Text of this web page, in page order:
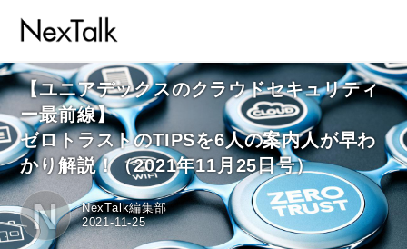
【ユニアデックスのクラウドセキュリティ
ー最前線】
ゼロトラストのTIPSを6人の案内人が早わ
かり解説！（2021年11月25日号）
N 2021-11-25
NexTalk編集部